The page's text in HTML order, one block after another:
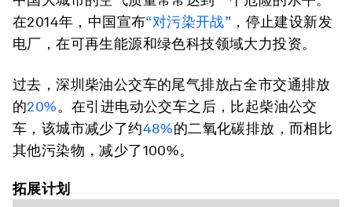
在2014年，中国宣布“对污染开战” ，停止建设新发
电厂，在可再生能源和绿色科技领域大力投资。
过去，深圳柴油公交车的尾气排放占全市交通排放
的20%。在引进电动公交车之后，比起柴油公交
车，该城市减少了约48%的二氧化碳排放，而相比
其他污染物，减少了100%。
拓展计划